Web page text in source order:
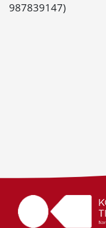
987839147)